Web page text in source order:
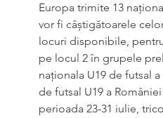
Europa trimite 13
vor fi câștigătoarele
locuri disponibile,
pe locul 2 în grupele
naționala U19 de futsal
de futsal U19 a
perioada 23-31 iulie,